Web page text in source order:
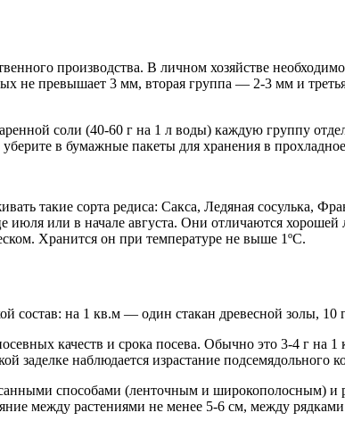
производства. В личном хозяйстве
не превышает 3 мм, вторая группа — 2-3 мм и
соли (40-60 г на 1 л воды) каждую группу
в бумажные пакеты для хранения в
такие сорта редиса: Сакса, Ледяная сосулька,
или в начале августа. Они отличаются
Хранится он при температуре не выше 1ºС.
состав: на 1 кв.м — один стакан древесной золы, 10
качеств и срока посева. Обычно это 3-4 г на
наблюдается израстание подсемядольного
способами (ленточным и широкополосным) и
между растениями не менее 5-6 см, между